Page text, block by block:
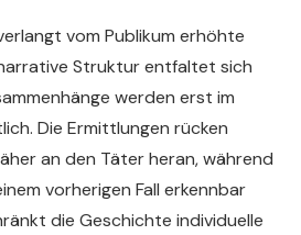
vom Publikum erhöhte
Struktur entfaltet sich
werden erst im
Die Ermittlungen rücken
an den Täter heran, während
vorherigen Fall erkennbar
die Geschichte individuelle